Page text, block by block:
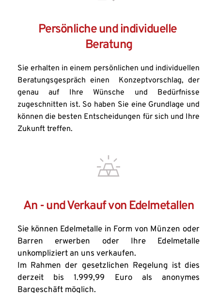
Persönliche und individuelle
Beratung
Sie erhalten in einem persönlichen und individuellen
Beratungsgespräch einen  Konzeptvorschlag, der
genau auf Ihre Wünsche und Bedürfnisse
zugeschnitten ist. So haben Sie eine Grundlage und
können die besten Entscheidungen für sich und Ihre
Zukunft treffen.
An - und Verkauf von Edelmetallen
Sie können Edelmetalle in Form von Münzen oder
Barren erwerben oder Ihre Edelmetalle
unkompliziert an uns verkaufen.
Im Rahmen der gesetzlichen Regelung ist dies
derzeit bis 1.999,99 Euro als anonymes
Bargeschäft möglich.